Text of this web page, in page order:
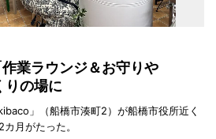
業ラウンジ＆お守りや
の場に
」（船橋市湊町2）が船橋市役所近く
月がたった。